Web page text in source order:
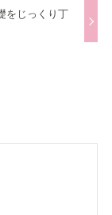
をじっくり丁